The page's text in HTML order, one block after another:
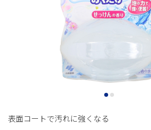
表面コートで汚れに強くなる